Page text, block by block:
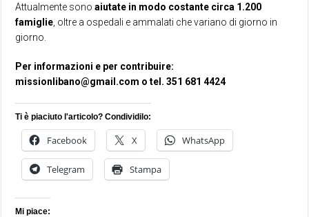
Attualmente sonoaiutate in modo costante circa 1.200
famiglie , oltre a ospedali e ammalati che variano di giorno in
giorno.
Per informazioni e per contribuire:
missionlibano@gmail.com o tel. 351 681 4424
Ti è piaciuto l'articolo? Condividilo:
Facebook X WhatsApp
Telegram Stampa
Mi piace: